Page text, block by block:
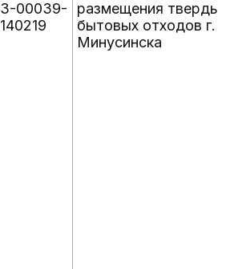
З-00039-
140219
размещения твердых
бытовых отходов г.
Минусинска